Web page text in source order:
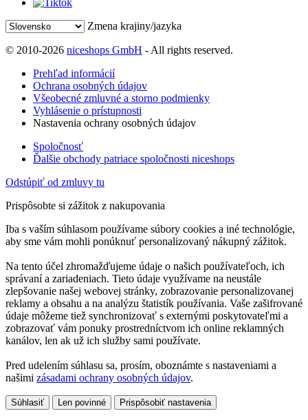
Zmena krajiny/jazyka
© 2010-2026 niceshops GmbH - All rights reserved.
Prehľad informácií
Ochrana osobných údajov
Všeobecné zmluvné a storno podmienky
Vyhlásenie o prístupnosti
Nastavenia ochrany osobných údajov
Spoločnosť
Ďalšie obchody patriace spoločnosti niceshops
Odstúpiť od zmluvy tu
Prispôsobte si zážitok z nakupovania
Iba s vaším súhlasom používame súbory cookies a iné technológie,
aby sme vám mohli ponúknuť personalizovaný nákupný zážitok.
Na tento účel zhromažďujeme údaje o našich používateľoch, ich
správaní a zariadeniach. Tieto údaje využívame na neustále
zlepšovanie našej webovej stránky, zobrazovanie personalizovanej
reklamy a obsahu a na analýzu štatistík používania. Vaše zašifrované
údaje môžeme tiež synchronizovať s externými poskytovateľmi a
zobrazovať vám ponuky prostredníctvom ich online reklamných
kanálov, len ak už ich služby sami používate.
Pred udelením súhlasu sa, prosím, oboznámte s nastaveniami a
našimi zásadami ochrany osobných údajov.
Súhlasiť Len povinné Prispôsobiť nastavenia